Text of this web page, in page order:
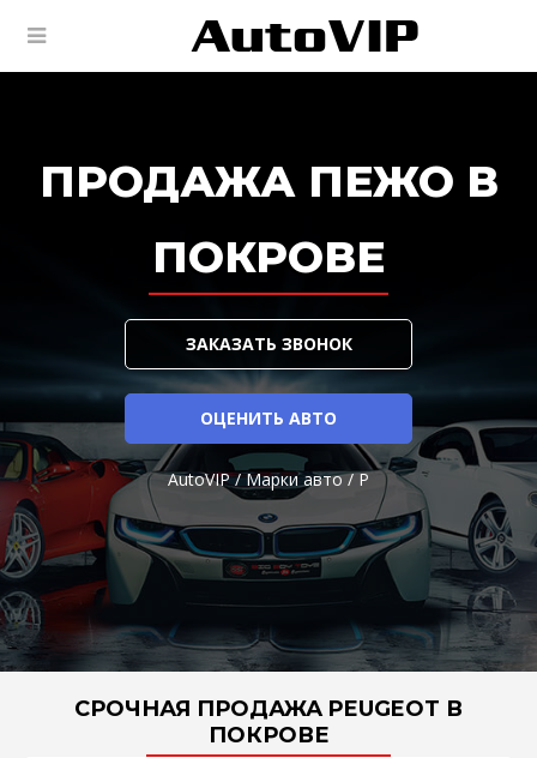
ПРОДАЖА ПЕЖО В
ПОКРОВЕ
ЗАКАЗАТЬ ЗВОНОК
ОЦЕНИТЬ АВТО
AutoVIP/Марки авто/P
СРОЧНАЯ ПРОДАЖА PEUGEOT В
ПОКРОВЕ